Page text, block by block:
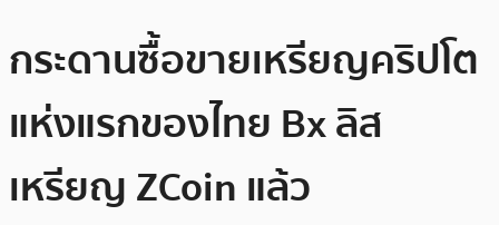
กระดานซื้อขายเหรียญคริปโต
แห่งแรกของไทย Bx ลิส
เหรียญ ZCoin แล้ว